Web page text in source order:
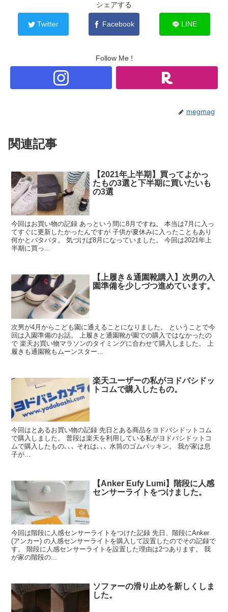
シェアする
Twitter Facebook LINE
Follow Me !
megmag
関連記事
【2021年上半期】買ってよかっ
たもの3選と下半期に買いたいも
の3選
今回はお買い物の記録 あっという間に8月ですね。 本当は7月に入っ
てすぐに更新したかったんですが 子供が夏休みに入ったこともあり
何かとバタバタ。 気づけば8月になっていました。 今回は2021年上
半期に買っ...
【上履き＆通園靴購入】次男の入
園準備を少しづつ進めています。
次男が4月からこども園に通えることになりました。 ということで今
回は入園準備のお話。 上履きと通園靴が園での購入ではなかったの
で 楽天お買い物マラソンのタイミングに合わせて購入しました。 上
履きも通園靴もムーンスター...
楽天ユーザーの私がヨドバシドッ
トコムで購入したもの。
今回はとあるお買い物の記録 先日とある商品をヨドバシドットコム
で購入しました。 普段は楽天を利用している私がヨドバシドットコ
ムで購入したもの､､､ それは､､､ 水筒のゴムパッキン。 我が家は息
子が...
【Anker Eufy Lumi】階段に人感
センサーライトをつけました。
今回は階段に人感センサーライトをつけた記録 先日、階段にAnker
(アンカー) の人感センサーライトを購入して設置したのでその記録で
す。 階段に人感センサーライトを設置した理由は2つあります。 我
が家の階段の...
ソファーの滑り止めを新しくしま
した。